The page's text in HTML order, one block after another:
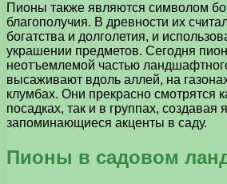
Пионы также являются символом
благополучия. В древности их
богатства и долголетия, и
украшении предметов. Сегодня
неотъемлемой частью
высаживают вдоль аллей, на
клумбах. Они прекрасно смотрятся
посадках, так и в группах, создавая
запоминающиеся акценты в саду.
Пионы в садовом